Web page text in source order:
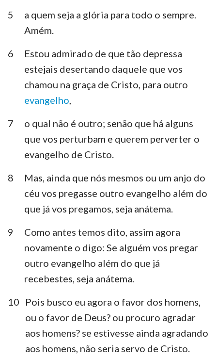
5
a quem seja a glória para todo o sempre.
Amém.
6
Estou admirado de que tão depressa
estejais desertando daquele que vos
chamou na graça de Cristo, para outro
evangelho
7
o qual não é outro; senão que há alguns
que vos perturbam e querem perverter o
evangelho de Cristo.
8
Mas, ainda que nós mesmos ou um anjo do
céu vos pregasse outro evangelho além do
que já vos pregamos, seja anátema.
9
Como antes temos dito, assim agora
novamente o digo: Se alguém vos pregar
outro evangelho além do que já
recebestes, seja anátema.
10
Pois busco eu agora o favor dos homens,
ou o favor de Deus? ou procuro agradar
aos homens? se estivesse ainda agradando
aos homens, não seria servo de Cristo.